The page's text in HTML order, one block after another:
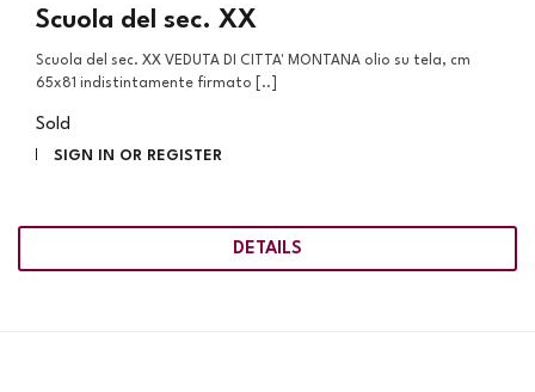
Scuola del sec. XX
Scuola del sec. XX VEDUTA DI CITTA' MONTANA olio su tela, cm
65x81 indistintamente firmato [..]
Sold
SIGN IN OR REGISTER
DETAILS